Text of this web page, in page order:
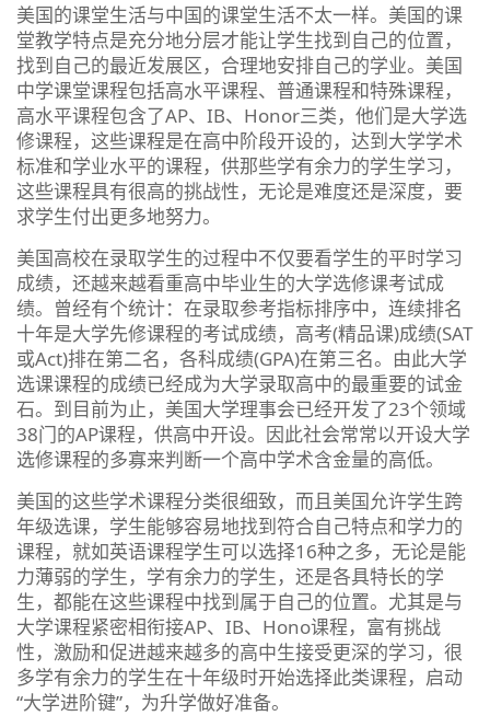
美国的课堂生活与中国的课堂生活不太一样。美国的课
堂教学特点是充分地分层才能让学生找到自己的位置，
找到自己的最近发展区，合理地安排自己的学业。美国
中学课堂课程包括高水平课程、普通课程和特殊课程，
高水平课程包含了AP、IB、Honor三类，他们是大学选
修课程，这些课程是在高中阶段开设的，达到大学学术
标准和学业水平的课程，供那些学有余力的学生学习，
这些课程具有很高的挑战性，无论是难度还是深度，要
求学生付出更多地努力。
美国高校在录取学生的过程中不仅要看学生的平时学习
成绩，还越来越看重高中毕业生的大学选修课考试成
绩。曾经有个统计：在录取参考指标排序中，连续排名
十年是大学先修课程的考试成绩，高考(精品课)成绩(SAT
或Act)排在第二名，各科成绩(GPA)在第三名。由此大学
选课课程的成绩已经成为大学录取高中的最重要的试金
石。到目前为止，美国大学理事会已经开发了23个领域
38门的AP课程，供高中开设。因此社会常常以开设大学
选修课程的多寡来判断一个高中学术含金量的高低。
美国的这些学术课程分类很细致，而且美国允许学生跨
年级选课，学生能够容易地找到符合自己特点和学力的
课程，就如英语课程学生可以选择16种之多，无论是能
力薄弱的学生，学有余力的学生，还是各具特长的学
生，都能在这些课程中找到属于自己的位置。尤其是与
大学课程紧密相衔接AP、IB、Hono课程，富有挑战
性，激励和促进越来越多的高中生接受更深的学习，很
多学有余力的学生在十年级时开始选择此类课程，启动
“大学进阶键”，为升学做好准备。